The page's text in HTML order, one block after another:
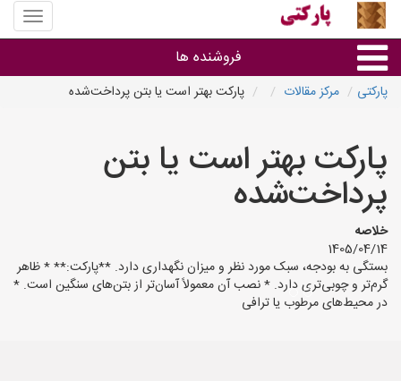
منوی
سایت
فروشنده ها
استان ها
پارکتی مرکز مقالات پارکت بهتر است یا بتن پرداخت‌شده
پارکت بهتر است یا بتن
پرداخت‌شده
خلاصه
1405/04/14
بستگی به بودجه، سبک مورد نظر و میزان نگهداری دارد. **پارکت:** * ظاهر
گرم‌تر و چوبی‌تری دارد. * نصب آن معمولاً آسان‌تر از بتن‌های سنگین است. *
در محیط‌های مرطوب یا ترافی